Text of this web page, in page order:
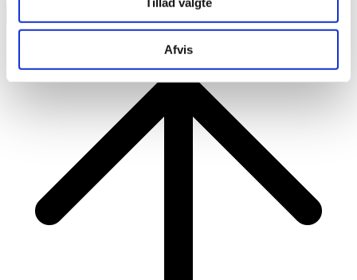
Afvis
RAINBOW BUSINESS DENMARK